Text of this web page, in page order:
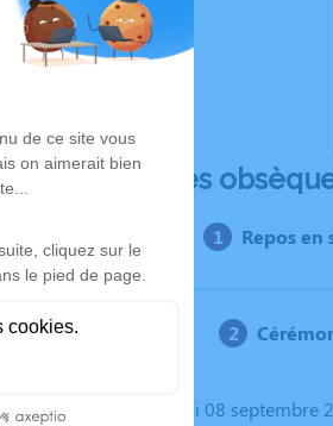
Déroulé des
Repos
Le vendredi 08